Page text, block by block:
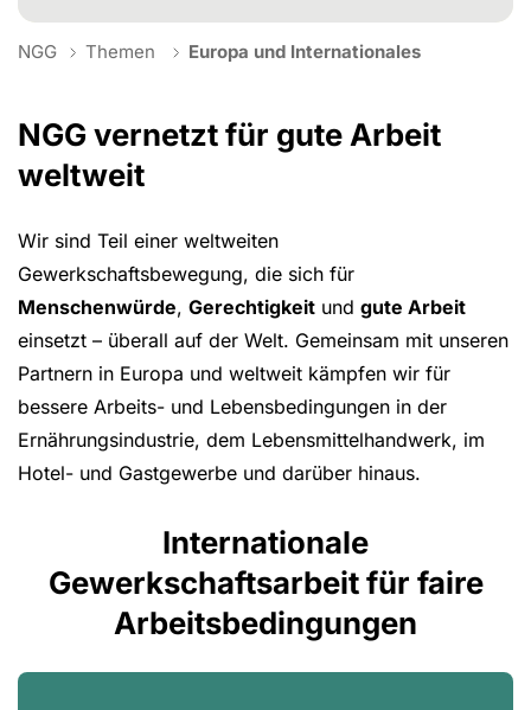
NGG Themen Europa und Internationales
NGG vernetzt für gute Arbeit
weltweit
Wir sind Teil einer weltweiten
Gewerkschaftsbewegung, die sich für
Menschenwürde, Gerechtigkeit und gute Arbeit
einsetzt – überall auf der Welt. Gemeinsam mit unseren
Partnern in Europa und weltweit kämpfen wir für
bessere Arbeits- und Lebensbedingungen in der
Ernährungsindustrie, dem Lebensmittelhandwerk, im
Hotel- und Gastgewerbe und darüber hinaus.
Internationale
Gewerkschaftsarbeit für faire
Arbeitsbedingungen